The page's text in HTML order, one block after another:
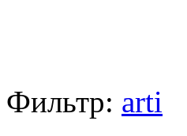
Фильтр: arti